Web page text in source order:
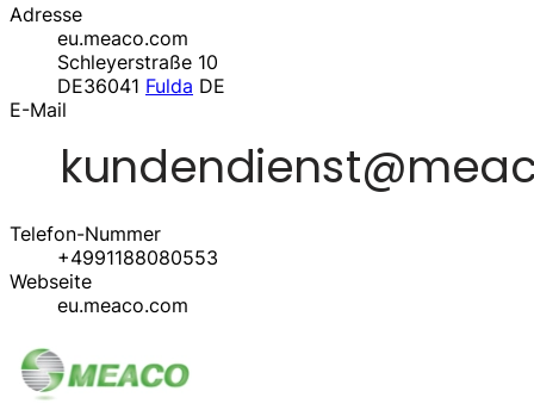
Adresse
eu.meaco.com
Schleyerstraße 10
DE36041 Fulda DE
E-Mail
Telefon-Nummer
+4991188080553
Webseite
eu.meaco.com